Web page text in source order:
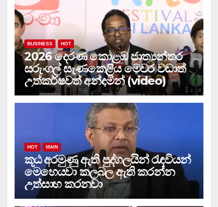
BUSINESS HOT
2026 දෙරණ කොළඹ ජාත්‍යන්තර
සරුංගල් සැණකෙළිය මෙවර වඩාත්
උත්කර්ෂවත් අන්දමින් (video)
HOT MAIN
කූඨ අරමුණු ඇති පුද්ගලයින් රැඳවියන්
මෙහෙයවා කලබල ඇති කරන්න
උත්සාහ කරනවා